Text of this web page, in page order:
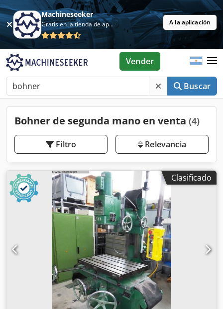
Machineseeker
Gratis en la tienda de aplicaciones A la aplicación
Buscar
Vender
Bohner de segunda mano en venta (4)
Filtro Relevancia
Clasificado